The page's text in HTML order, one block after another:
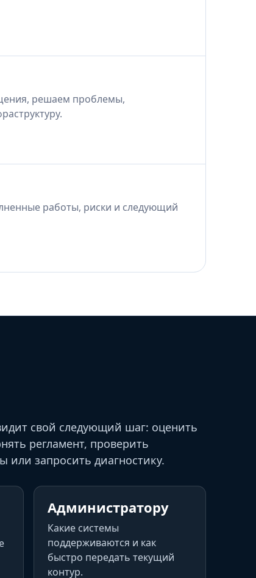
решаем проблемы,
работы, риски и следующий
свой следующий шаг: оценить
регламент, проверить
или запросить диагностику.
Администратору
Какие системы
поддерживаются и как
быстро передать текущий
контур.